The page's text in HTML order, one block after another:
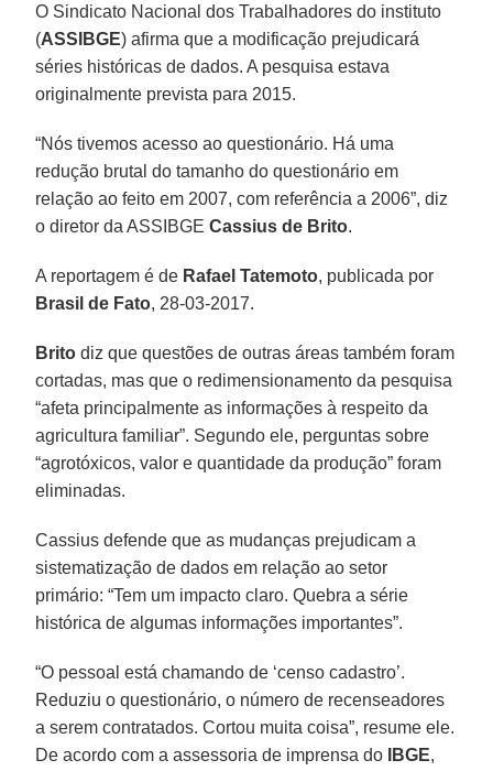
O Sindicato Nacional dos Trabalhadores do instituto
(ASSIBGE) afirma que a modificação prejudicará
séries históricas de dados. A pesquisa estava
originalmente prevista para 2015.
“Nós tivemos acesso ao questionário. Há uma
redução brutal do tamanho do questionário em
relação ao feito em 2007, com referência a 2006”, diz
o diretor da ASSIBGECassius de Brito.
A reportagem é de Rafael Tatemoto, publicada por
Brasil de Fato, 28-03-2017.
Brito diz que questões de outras áreas também foram
cortadas, mas que o redimensionamento da pesquisa
“afeta principalmente as informações à respeito da
agricultura familiar”. Segundo ele, perguntas sobre
“agrotóxicos, valor e quantidade da produção” foram
eliminadas.
Cassius defende que as mudanças prejudicam a
sistematização de dados em relação ao setor
primário: “Tem um impacto claro. Quebra a série
histórica de algumas informações importantes”.
“O pessoal está chamando de ‘censo cadastro’.
Reduziu o questionário, o número de recenseadores
a serem contratados. Cortou muita coisa”, resume ele.
De acordo com a assessoria de imprensa do IBGE,